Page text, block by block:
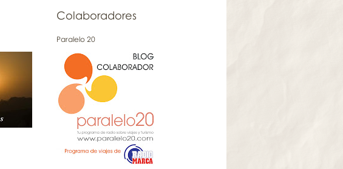
Colaboradores
Paralelo 20